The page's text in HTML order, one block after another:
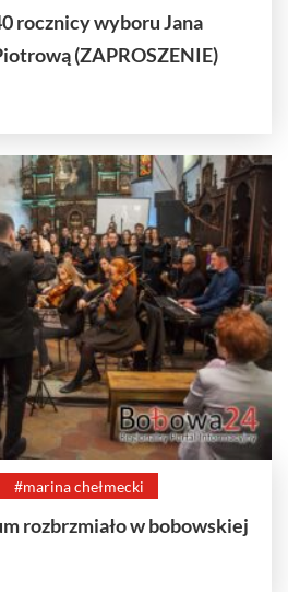
rocznicy wyboru Jana
(ZAPROSZENIE)
#marina chełmecki
rozbrzmiało w bobowskiej